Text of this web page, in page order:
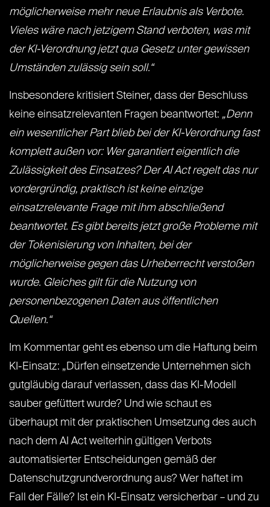
möglicherweise mehr neue Erlaubnis als Verbote.
Vieles wäre nach jetzigem Stand verboten, was mit
der KI-Verordnung jetzt qua Gesetz unter gewissen
Umständen zulässig sein soll.“
Insbesondere kritisiert Steiner, dass der Beschluss
keine einsatzrelevanten Fragen beantwortet: „Denn
ein wesentlicher Part blieb bei der KI-Verordnung fast
komplett außen vor: Wer garantiert eigentlich die
Zulässigkeit des Einsatzes? Der AI Act regelt das nur
vordergründig, praktisch ist keine einzige
einsatzrelevante Frage mit ihm abschließend
beantwortet. Es gibt bereits jetzt große Probleme mit
der Tokenisierung von Inhalten, bei der
möglicherweise gegen das Urheberrecht verstoßen
wurde. Gleiches gilt für die Nutzung von
personenbezogenen Daten aus öffentlichen
Quellen.“
Im Kommentar geht es ebenso um die Haftung beim
KI-Einsatz: „Dürfen einsetzende Unternehmen sich
gutgläubig darauf verlassen, dass das KI-Modell
sauber gefüttert wurde? Und wie schaut es
überhaupt mit der praktischen Umsetzung des auch
nach dem AI Act weiterhin gültigen Verbots
automatisierter Entscheidungen gemäß der
Datenschutzgrundverordnung aus? Wer haftet im
Fall der Fälle? Ist ein KI-Einsatz versicherbar – und zu